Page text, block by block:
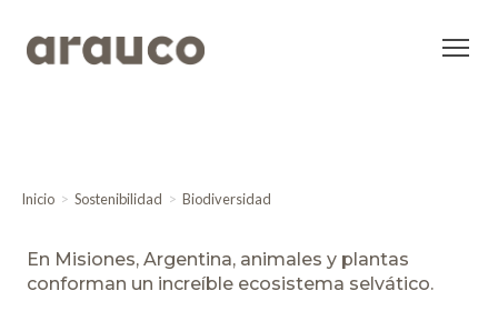
Inicio Sostenibilidad Biodiversidad
En Misiones, Argentina, animales y plantas
conforman un increíble ecosistema selvático.